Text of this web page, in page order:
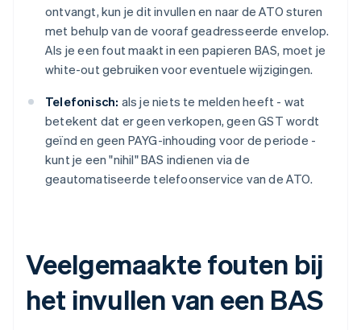
ontvangt, kun je dit invullen en naar de ATO sturen
met behulp van de vooraf geadresseerde envelop.
Als je een fout maakt in een papieren BAS, moet je
white-out gebruiken voor eventuele wijzigingen.
Telefonisch: als je niets te melden heeft - wat
betekent dat er geen verkopen, geen GST wordt
geïnd en geen PAYG-inhouding voor de periode -
kunt je een "nihil" BAS indienen via de
geautomatiseerde telefoonservice van de ATO.
Veelgemaakte fouten bij
het invullen van een BAS